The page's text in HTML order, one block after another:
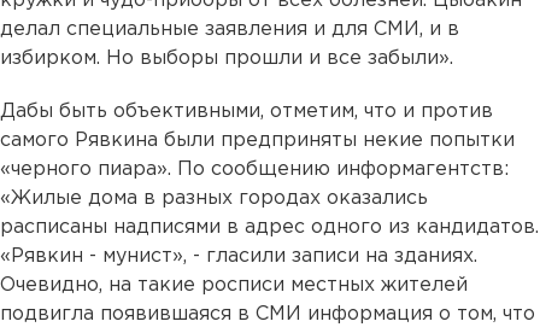
делал специальные заявления и для СМИ, и в
избирком. Но выборы прошли и все забыли».
Дабы быть объективными, отметим, что и против
самого Рявкина были предприняты некие попытки
«черного пиара». По сообщению информагентств:
«Жилые дома в разных городах оказались
расписаны надписями в адрес одного из кандидатов.
«Рявкин - мунист», - гласили записи на зданиях.
Очевидно, на такие росписи местных жителей
подвигла появившаяся в СМИ информация о том, что